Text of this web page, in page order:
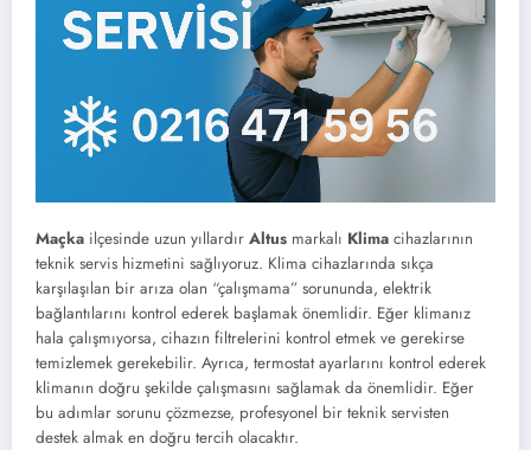
Maçka ilçesinde uzun yıllardır Altus markalı Klima cihazlarının
teknik servis hizmetini sağlıyoruz. Klima cihazlarında sıkça
karşılaşılan bir arıza olan “çalışmama” sorununda, elektrik
bağlantılarını kontrol ederek başlamak önemlidir. Eğer klimanız
hala çalışmıyorsa, cihazın filtrelerini kontrol etmek ve gerekirse
temizlemek gerekebilir. Ayrıca, termostat ayarlarını kontrol ederek
klimanın doğru şekilde çalışmasını sağlamak da önemlidir. Eğer
bu adımlar sorunu çözmezse, profesyonel bir teknik servisten
destek almak en doğru tercih olacaktır.